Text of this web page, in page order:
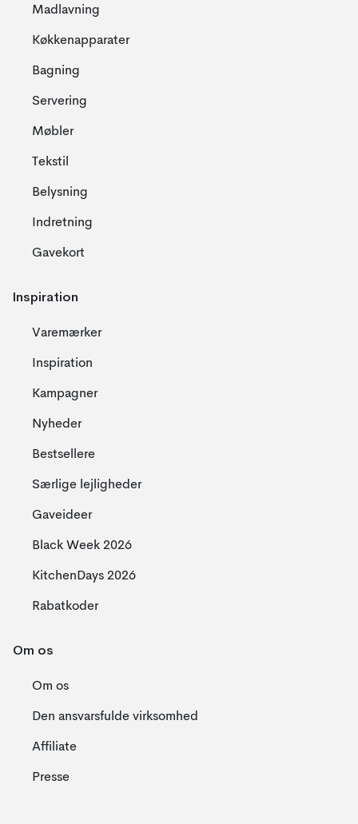
Madlavning
Køkkenapparater
Bagning
Servering
Møbler
Tekstil
Belysning
Indretning
Gavekort
Inspiration
Varemærker
Inspiration
Kampagner
Nyheder
Bestsellere
Særlige lejligheder
Gaveideer
Black Week 2026
KitchenDays 2026
Rabatkoder
Om os
Om os
Den ansvarsfulde virksomhed
Affiliate
Presse